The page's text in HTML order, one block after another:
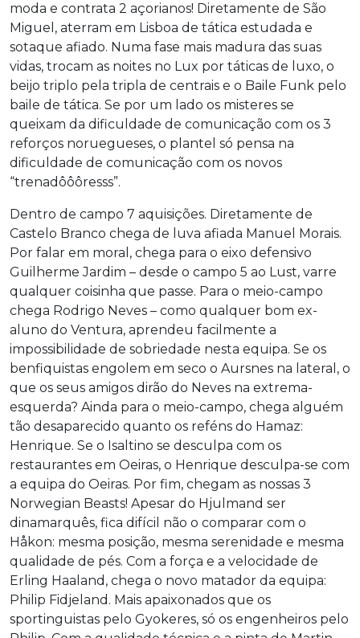
moda e contrata 2 açorianos! Diretamente de São
Miguel, aterram em Lisboa de tática estudada e
sotaque afiado. Numa fase mais madura das suas
vidas, trocam as noites no Lux por táticas de luxo, o
beijo triplo pela tripla de centrais e o Baile Funk pelo
baile de tática. Se por um lado os misteres se
queixam da dificuldade de comunicação com os 3
reforços noruegueses, o plantel só pensa na
dificuldade de comunicação com os novos
“trenadôôôresss”.
Dentro de campo 7 aquisições. Diretamente de
Castelo Branco chega de luva afiada Manuel Morais.
Por falar em moral, chega para o eixo defensivo
Guilherme Jardim – desde o campo 5 ao Lust, varre
qualquer coisinha que passe. Para o meio-campo
chega Rodrigo Neves – como qualquer bom ex-
aluno do Ventura, aprendeu facilmente a
impossibilidade de sobriedade nesta equipa. Se os
benfiquistas engolem em seco o Aursnes na lateral, o
que os seus amigos dirão do Neves na extrema-
esquerda? Ainda para o meio-campo, chega alguém
tão desaparecido quanto os reféns do Hamaz:
Henrique. Se o Isaltino se desculpa com os
restaurantes em Oeiras, o Henrique desculpa-se com
a equipa do Oeiras. Por fim, chegam as nossas 3
Norwegian Beasts! Apesar do Hjulmand ser
dinamarquês, fica difícil não o comparar com o
Håkon: mesma posição, mesma serenidade e mesma
qualidade de pés. Com a força e a velocidade de
Erling Haaland, chega o novo matador da equipa:
Philip Fidjeland. Mais apaixonados que os
sportinguistas pelo Gyokeres, só os engenheiros pelo